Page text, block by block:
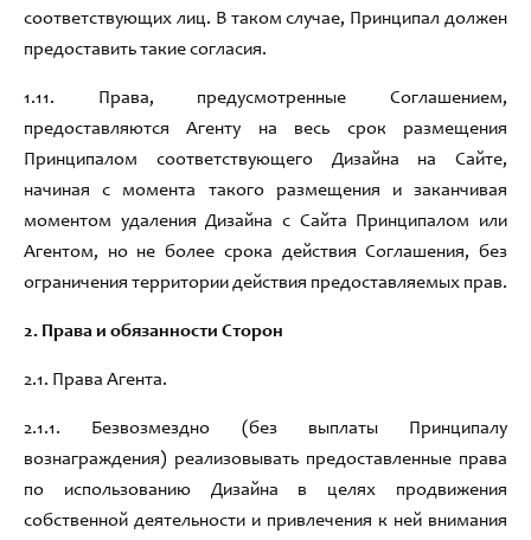
соответствующих лиц. В таком случае, Принципал должен
предоставить такие согласия.
1.11. Права, предусмотренныеCоглашением,
предоставляются Агенту на весь срок размещения
Принципалом
соответствующего Дизайна на Сайте,
начиная с момента такого размещения и заканчивая
моментом удаления Дизайна с Сайта Принципалом или
Агентом, но не более срока действия Соглашения, без
ограничения территории действия предоставляемых прав.
2. Права и обязанности Сторон
2.1. Права Агента.
2.1.1. Безвозмездно (без выплаты Принципалу
вознаграждения) реализовывать предоставленные права
по
использованию Дизайна в целях
продвижения
собственной деятельности и привлечения к ней внимания